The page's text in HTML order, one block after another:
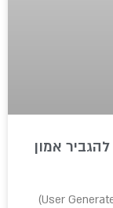
אמון
תוכן שנוצר על ידי גולשים (User Generated Content – UGC)